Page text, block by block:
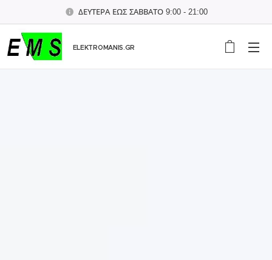
ΔΕΥΤΕΡΑ ΕΩΣ ΣΑΒΒΑΤΟ 9:00 - 21:00
ELEKTROMANIS.GR